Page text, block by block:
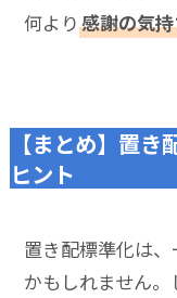
何より感謝の気
【まとめ】置
ヒント
置き配標準化は
かもしれません